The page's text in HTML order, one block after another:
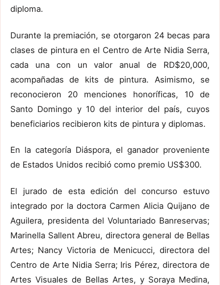
diploma.
Durante la premiación, se otorgaron 24 becas para
clases de pintura en el Centro de Arte Nidia Serra,
cada una con un valor anual de RD$20,000,
acompañadas de kits de pintura. Asimismo, se
reconocieron 20 menciones honoríficas, 10 de
Santo Domingo y 10 del interior del país, cuyos
beneficiarios recibieron kits de pintura y diplomas.
En la categoría Diáspora, el ganador proveniente
de Estados Unidos recibió como premio US$300.
El jurado de esta edición del concurso estuvo
integrado por la doctora Carmen Alicia Quijano de
Aguilera, presidenta del Voluntariado Banreservas;
Marinella Sallent Abreu, directora general de Bellas
Artes; Nancy Victoria de Menicucci, directora del
Centro de Arte Nidia Serra; Iris Pérez, directora de
Artes Visuales de Bellas Artes, y Soraya Medina,